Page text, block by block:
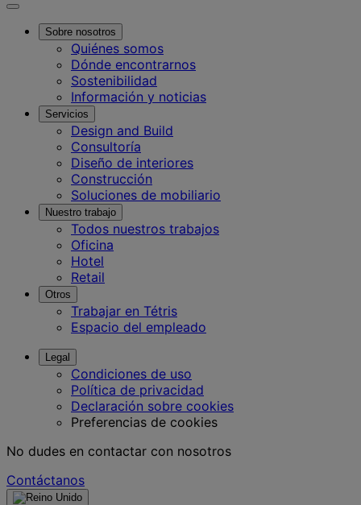
Sobre nosotros
Quiénes somos
Dónde encontrarnos
Sostenibilidad
Información y noticias
Servicios
Design and Build
Consultoría
Diseño de interiores
Construcción
Soluciones de mobiliario
Nuestro trabajo
Todos nuestros trabajos
Oficina
Hotel
Retail
Otros
Trabajar en Tétris
Espacio del empleado
Legal
Condiciones de uso
Política de privacidad
Declaración sobre cookies
Preferencias de cookies
No dudes en contactar con nosotros
Contáctanos